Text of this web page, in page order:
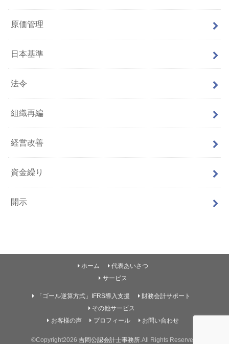
原価管理
日本基準
法令
組織再編
経営改善
資金繰り
開示
ホーム
代表あいさつ
サービス
「ゴール逆算方式」IFRS導入支援
財務会計サポート
その他サービス
お客様の声
プロフィール お問い合わせ
©Copyright2026 吉岡公認会計士事務所.All Rights Reserved.